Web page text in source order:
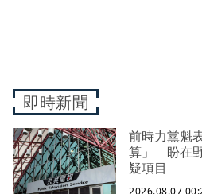
即時新聞
前時力黨魁
算」 盼在
疑項目
2026.08.07